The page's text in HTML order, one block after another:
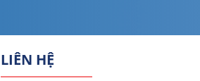
LIÊN HỆ